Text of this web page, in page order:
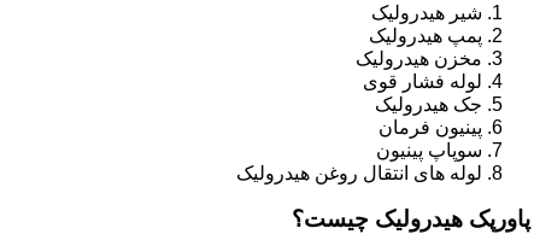
شیر هیدرولیک
پمپ هیدرولیک
مخزن هیدرولیک
لوله فشار قوی
جک هیدرولیک
پینیون فرمان
سوپاپ پینیون
لوله های انتقال روغن هیدرولیک
پاورپک هیدرولیک چیست؟